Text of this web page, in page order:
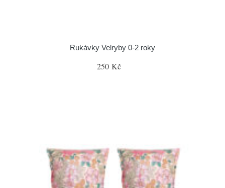
Rukávky Velryby 0-2 roky
250 Kč